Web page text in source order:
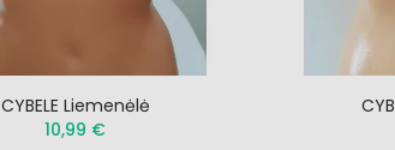
CYBELE Liemenėlė
10,99 €